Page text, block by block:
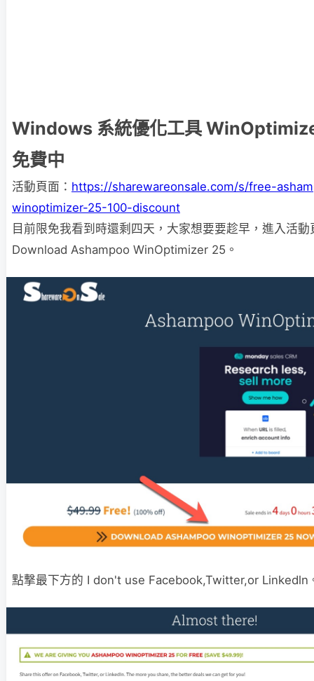
Windows 系統優化工具
免費中
活動頁面： https://sharewareonsale.com/s/free-
winoptimizer-25-100-discount
目前限免我看到時還剩四天，大家想要要趁早，進入活
Download Ashampoo WinOptimizer 25。
點撃最下方的 I don't use Facebook,Twitter,or Linkedln